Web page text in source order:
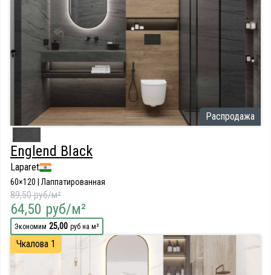
Распродажа
Englend Black
Laparet
60×120 | Лаппатированная
89,50 руб/м²
64,50 руб/м²
Экономим 25,00 руб на м²
Чкалова 1